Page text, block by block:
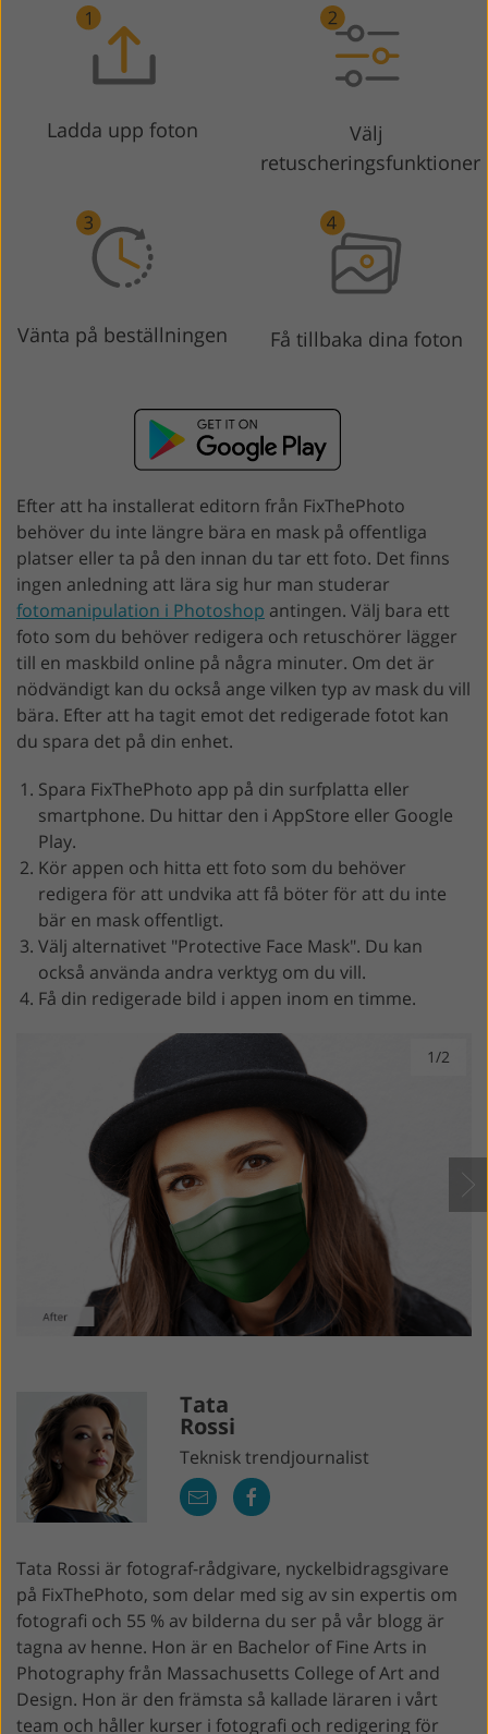
Ladda upp foton
Välj
retuscheringsfunktioner
Vänta på beställningen Få tillbaka dina foton
Efter att ha installerat editorn från FixThePhoto
behöver du inte längre bära en mask på offentliga
platser eller ta på den innan du tar ett foto. Det finns
ingen anledning att lära sig hur man studerar
fotomanipulation i Photoshop antingen. Välj bara ett
foto som du behöver redigera och retuschörer lägger
till en maskbild online på några minuter. Om det är
nödvändigt kan du också ange vilken typ av mask du vill
bära. Efter att ha tagit emot det redigerade fotot kan
du spara det på din enhet.
Spara FixThePhoto app på din surfplatta eller
smartphone. Du hittar den i AppStore eller Google
Play.
Kör appen och hitta ett foto som du behöver
redigera för att undvika att få böter för att du inte
bär en mask offentligt.
Välj alternativet "Protective Face Mask". Du kan
också använda andra verktyg om du vill.
Få din redigerade bild i appen inom en timme.
1/2
Tata
Rossi
Teknisk trendjournalist
Tata Rossi är fotograf-rådgivare, nyckelbidragsgivare
på FixThePhoto, som delar med sig av sin expertis om
fotografi och 55 % av bilderna du ser på vår blogg är
tagna av henne. Hon är en Bachelor of Fine Arts in
Photography från Massachusetts College of Art and
Design. Hon är den främsta så kallade läraren i vårt
team och håller kurser i fotografi och redigering för